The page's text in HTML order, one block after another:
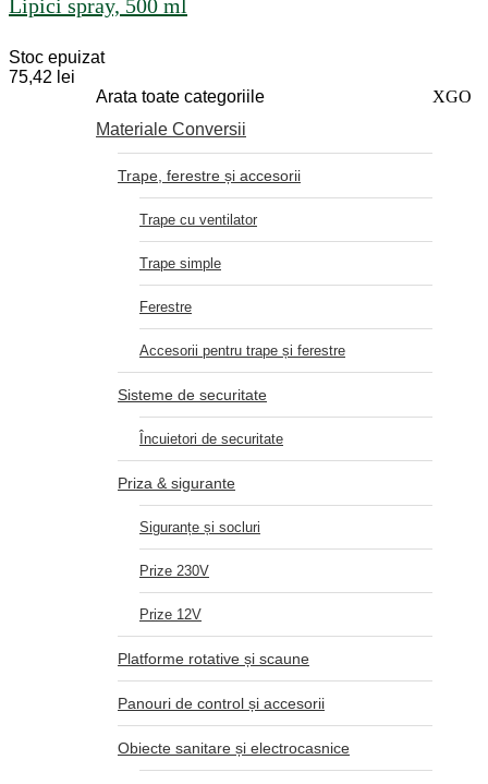
Lipici spray, 500 ml
Stoc epuizat
75,42 lei
Arata toate categoriile
Materiale Conversii
Trape, ferestre și accesorii
Trape cu ventilator
Trape simple
Ferestre
Accesorii pentru trape și ferestre
Sisteme de securitate
Încuietori de securitate
Priza & sigurante
Siguranțe și socluri
Prize 230V
Prize 12V
Platforme rotative și scaune
Panouri de control și accesorii
Obiecte sanitare și electrocasnice
XGO